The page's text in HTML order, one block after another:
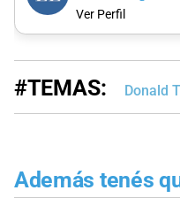
Ver Perfil
#TEMAS: Donald
Además tenés